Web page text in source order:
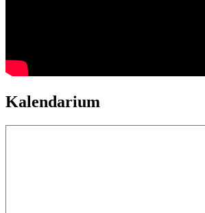
Kalendarium